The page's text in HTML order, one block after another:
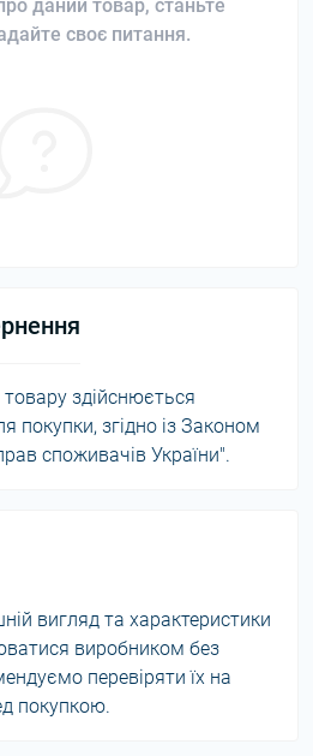
даний товар, станьте
своє питання.
здійснюється
покупки, згідно із Законом
споживачів України".
вигляд та характеристики
виробником без
перевіряти їх на
покупкою.